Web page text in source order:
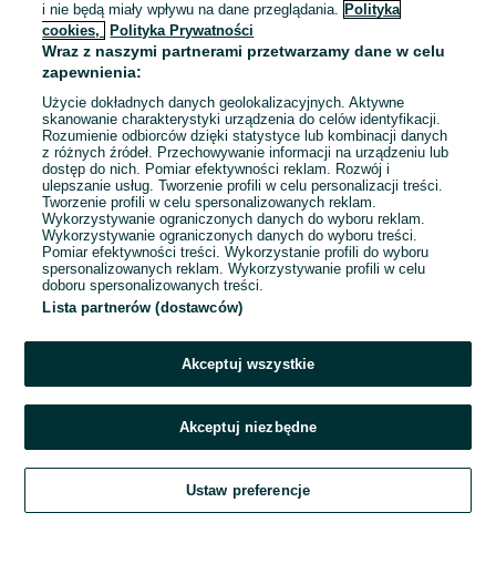
Pabianice
Odświeżono dnia 05 sierpnia 2026
1 ... 34 ... 142
Zadzwoń / SMS
Szukaj Obserwujesz Dodaj Czat Konto
i nie będą miały wpływu na dane przeglądania. Polityka
cookies,
Polityka Prywatności
Wraz z naszymi partnerami przetwarzamy dane w celu
zapewnienia:
Użycie dokładnych danych geolokalizacyjnych. Aktywne
skanowanie charakterystyki urządzenia do celów identyfikacji.
Rozumienie odbiorców dzięki statystyce lub kombinacji danych
z różnych źródeł. Przechowywanie informacji na urządzeniu lub
dostęp do nich. Pomiar efektywności reklam. Rozwój i
ulepszanie usług. Tworzenie profili w celu personalizacji treści.
Tworzenie profili w celu spersonalizowanych reklam.
Wykorzystywanie ograniczonych danych do wyboru reklam.
Wykorzystywanie ograniczonych danych do wyboru treści.
Pomiar efektywności treści. Wykorzystanie profili do wyboru
spersonalizowanych reklam. Wykorzystywanie profili w celu
doboru spersonalizowanych treści.
Lista partnerów (dostawców)
Akceptuj wszystkie
Akceptuj niezbędne
Ustaw preferencje